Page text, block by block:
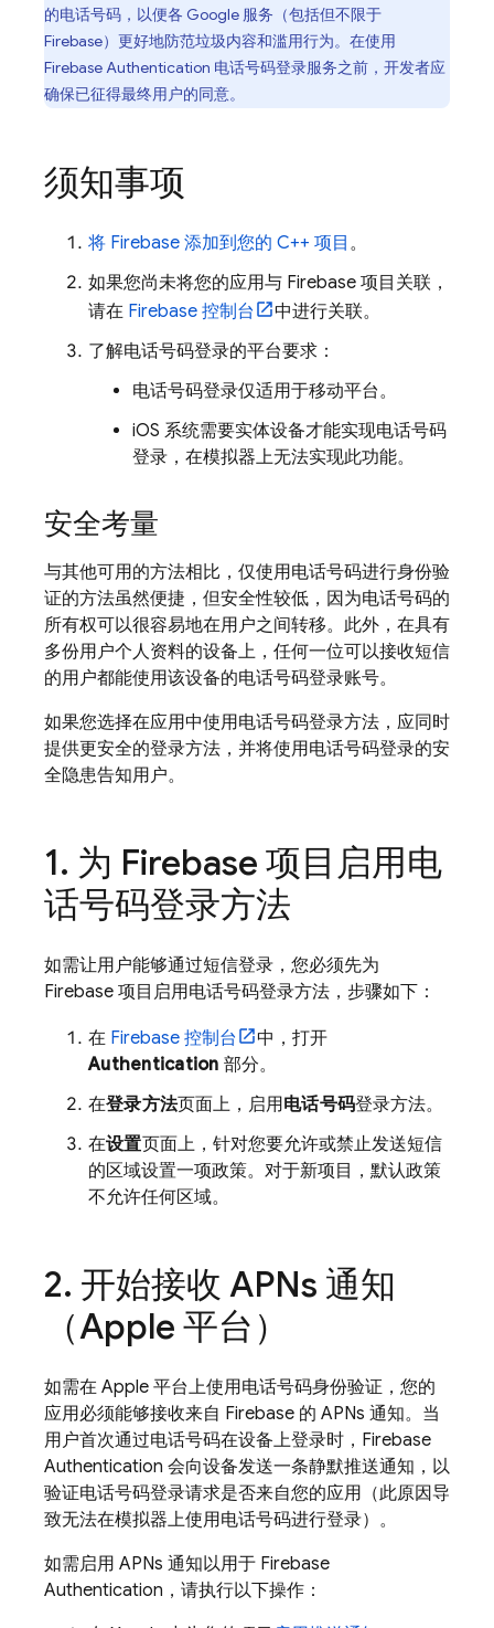
的电话号码，以便各 Google 服务（包括但不限于
Firebase）更好地防范垃圾内容和滥用行为。在使用
Firebase Authentication 电话号码登录服务之前，开发者应
确保已征得最终用户的同意。
须知事项
将 Firebase 添加到您的 C++ 项目 。
如果您尚未将您的应用与 Firebase 项目关联，
请在 Firebase 控制台
中进行关联。
了解电话号码登录的平台要求：
电话号码登录仅适用于移动平台。
iOS 系统需要实体设备才能实现电话号码
登录，在模拟器上无法实现此功能。
安全考量
与其他可用的方法相比，仅使用电话号码进行身份验
证的方法虽然便捷，但安全性较低，因为电话号码的
所有权可以很容易地在用户之间转移。此外，在具有
多份用户个人资料的设备上，任何一位可以接收短信
的用户都能使用该设备的电话号码登录账号。
如果您选择在应用中使用电话号码登录方法，应同时
提供更安全的登录方法，并将使用电话号码登录的安
全隐患告知用户。
为 Firebase 项目启用电
话号码登录方法
如需让用户能够通过短信登录，您必须先为
Firebase 项目启用电话号码登录方法，步骤如下：
在 Firebase 控制台
中，打开
Authentication 部分。
在登录方法页面上，启用电话号码登录方法。
在设置页面上，针对您要允许或禁止发送短信
的区域设置一项政策。对于新项目，默认政策
不允许任何区域。
开始接收 APNs 通知
（Apple 平台）
如需在 Apple 平台上使用电话号码身份验证，您的
应用必须能够接收来自 Firebase 的 APNs 通知。当
用户首次通过电话号码在设备上登录时， Firebase
Authentication 会向设备发送一条静默推送通知，以
验证电话号码登录请求是否来自您的应用（此原因导
致无法在模拟器上使用电话号码进行登录）。
如需启用 APNs 通知以用于 Firebase
Authentication ，请执行以下操作：